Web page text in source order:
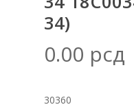
34)
0.00 рсд
30360